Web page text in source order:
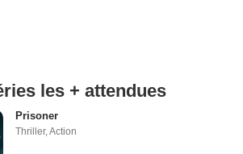
les + attendues
Prisoner
Thriller,Action